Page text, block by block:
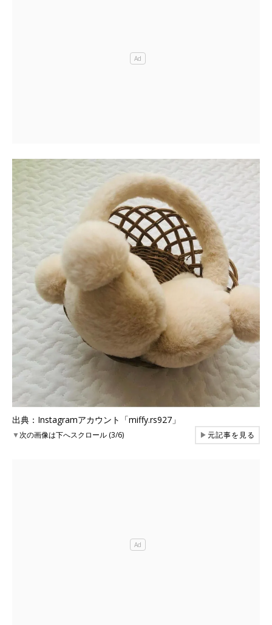
出典：Instagramアカウント「miffy.rs927」
▼次の画像は下へスクロール (3/6) ▶元記事を見る